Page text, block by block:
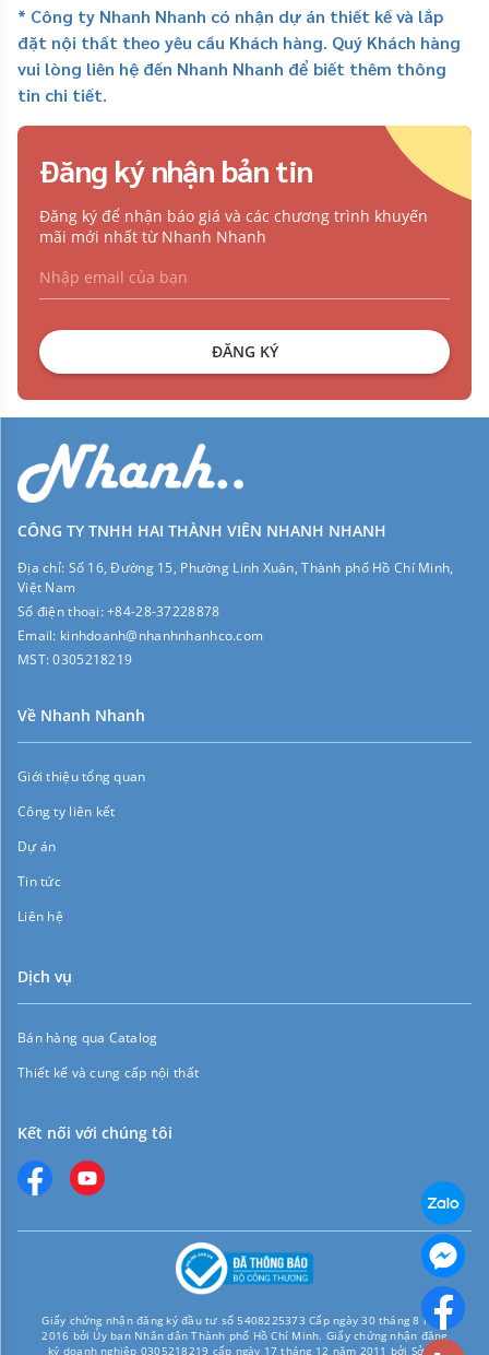
* Công ty Nhanh Nhanh có nhận dự án thiết kế và lắp
đặt nội thất theo yêu cầu Khách hàng. Quý Khách hàng
vui lòng liên hệ đến Nhanh Nhanh để biết thêm thông
tin chi tiết.
Đăng ký nhận bản tin
Đăng ký để nhận báo giá và các chương trình khuyến
mãi mới nhất từ Nhanh Nhanh
ĐĂNG KÝ
CÔNG TY TNHH HAI THÀNH VIÊN NHANH NHANH
Địa chỉ: Số 16, Đường 15, Phường Linh Xuân, Thành phố Hồ Chí Minh,
Việt Nam
Số điện thoại:+84-28-37228878
Email: kinhdoanh@nhanhnhanhco.com
MST:0305218219
Về Nhanh Nhanh
Giới thiệu tổng quan
Công ty liên kết
Dự án
Tin tức
Liên hệ
Dịch vụ
Bán hàng qua Catalog
Thiết kế và cung cấp nội thất
Kết nối với chúng tôi
Giấy chứng nhận đăng ký đầu tư số 5408225373 Cấp ngày 30 tháng 8 năm
2016 bởi Ủy ban Nhân dân Thành phố Hồ Chí Minh. Giấy chứng nhận đăng
ký doanh nghiệp 0305218219 cấp ngày 17 tháng 12 năm 2011 bởi Sở Kế